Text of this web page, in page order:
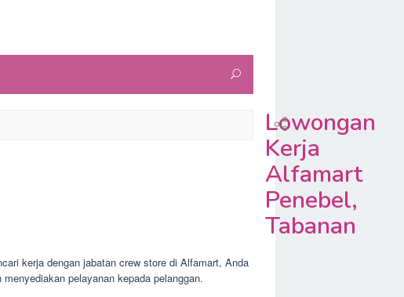
Lowongan
Kerja
Alfamart
Penebel,
Tabanan
kerja dengan jabatan crew store di Alfamart, Anda
pelayanan kepada pelanggan.